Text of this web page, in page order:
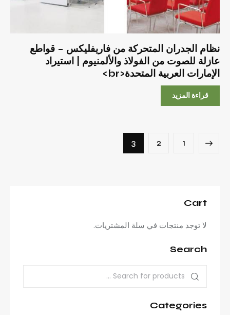
نظام الجدران المتحركة من فاريفليكس – قواطع
عازلة للصوت من الفولاذ والألمنيوم | استيراد
الإمارات العربية المتحدة<br>
قراءة المزيد
2
3
Cart
لا توجد منتجات في سلة المشتريات.
Search
Categories